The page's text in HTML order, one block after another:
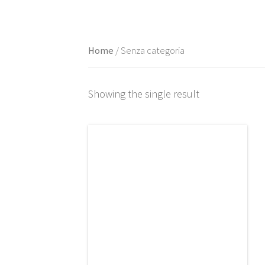
Home / Senza categoria
Showing the single result